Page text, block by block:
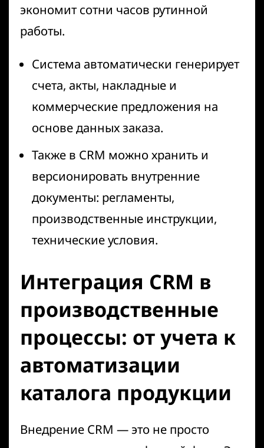
экономит сотни часов рутинной
работы.
Система автоматически генерирует
счета, акты, накладные и
коммерческие предложения на
основе данных заказа.
Также в CRM можно хранить и
версионировать внутренние
документы: регламенты,
производственные инструкции,
технические условия.
Интеграция CRM в
производственные
процессы: от учета к
автоматизации
каталога продукции
Внедрение CRM — это не просто